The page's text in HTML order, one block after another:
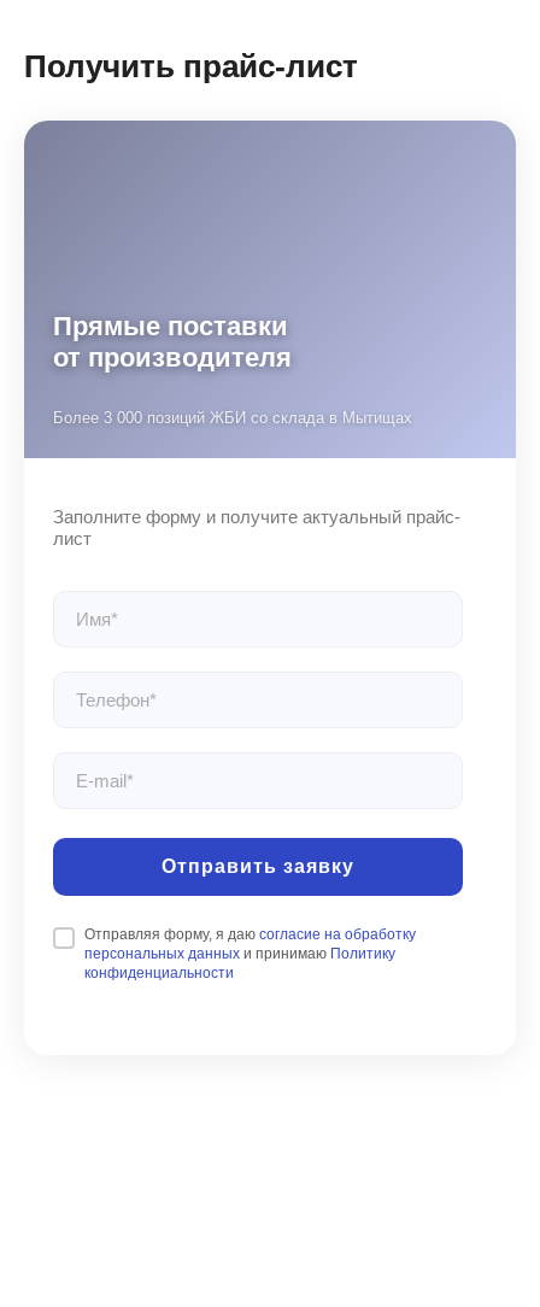
Получить прайс-лист
Отправить заявку
Отправляя форму, я даю согласие на обработку
персональных данных и принимаю Политику
конфиденциальности